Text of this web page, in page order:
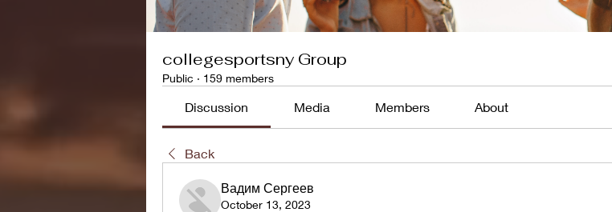
collegesportsny Group
Public · 159 members
Discussion Media Members About
Back
Вадим Сергеев
October 13, 2023